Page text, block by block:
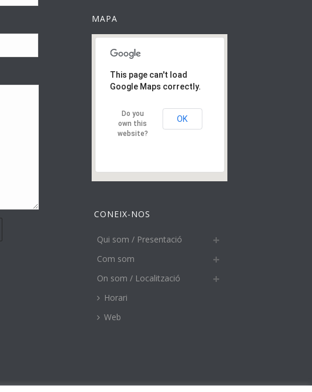
MAPA
This page can't load
Google Maps correctly.
Do you
own this
website?
OK
CONEIX-NOS
Qui som / Presentació
Com som
On som / Localització
Horari
Web